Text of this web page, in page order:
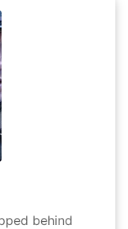
behind